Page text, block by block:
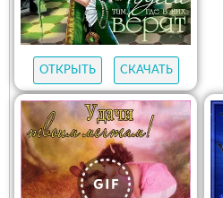
ОТКРЫТЬ СКАЧАТЬ